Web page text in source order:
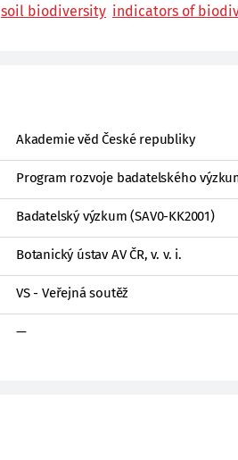
soil biodiversity indicators of
Akademie věd České republiky
Program rozvoje badatelského
Badatelský výzkum (SAV0-KK2001)
Botanický ústav AV ČR, v. v. i.
VS - Veřejná soutěž
—